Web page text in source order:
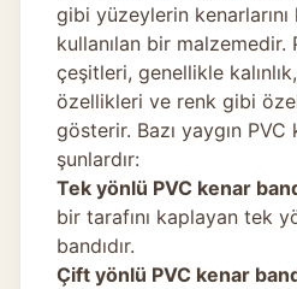
gibi yüzeylerin
kullanılan bir malzemedir.
çeşitleri, genellikle
özellikleri ve renk gibi
gösterir. Bazı yaygın
şunlardır:
Tek yönlü PVC kenar
bir tarafını kaplayan tek
bandıdır.
Çift yönlü PVC kenar